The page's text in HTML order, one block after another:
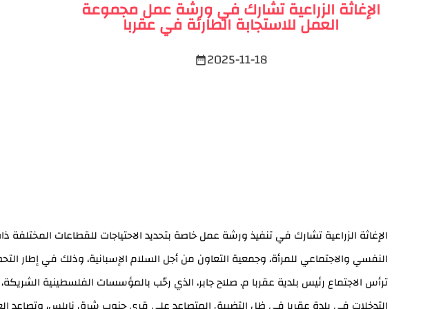
الإغاثة الزراعية تشارك في ورشة عمل مجموعة
العمل للاستجابة الطارئة في عقربا
2025-11-18
date_range
الإغاثة الزراعية تشارك في تنفيذ ورشة عمل خاصة بتحديد الاحتياجات للقطاعات
النفسي والاجتماعي للمرأة، وجمعية التعاون من أجل السلام الإسبانية، وذلك في إطار التحضير
ترأس الاجتماع رئيس بلدية عقربا م. صلاح جابر، الذي رحّب بالمؤسسات الفلسطينية